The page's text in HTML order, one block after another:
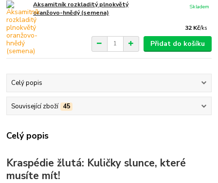
Aksamitník rozkladitý plnokvětý
oranžovo-hnědý (semena)
32 Kč/ks
Skladem
Přidat do košíku
Celý popis
Související zboží 45
Celý popis
Kraspédie žlutá: Kuličky slunce, které
musíte mít!